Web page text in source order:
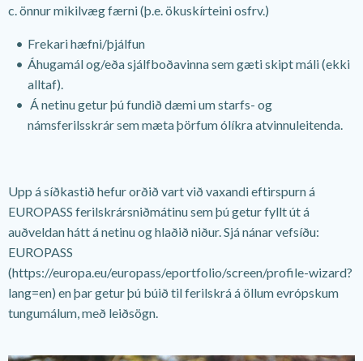
c. önnur mikilvæg færni (þ.e. ökuskírteini osfrv.)
Frekari hæfni/þjálfun
Áhugamál og/eða sjálfboðavinna sem gæti skipt máli (ekki
alltaf).
Á netinu getur þú fundið dæmi um starfs- og
námsferilsskrár sem mæta þörfum ólíkra atvinnuleitenda.
Upp á síðkastið hefur orðið vart við vaxandi eftirspurn á
EUROPASS ferilskrársniðmátinu sem þú getur fyllt út á
auðveldan hátt á netinu og hlaðið niður. Sjá nánar vefsíðu:
EUROPASS
(https://europa.eu/europass/eportfolio/screen/profile-wizard?
lang=en) en þar getur þú búið til ferilskrá á öllum evrópskum
tungumálum, með leiðsögn.